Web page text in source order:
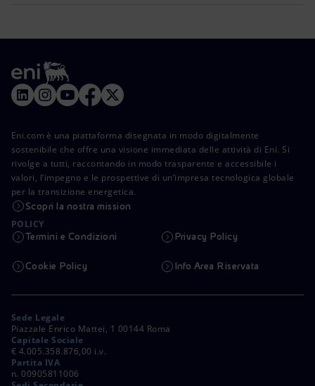
Eni.com è una piattaforma disegnata in modo digitalmente
sostenibile che offre una visione immediata delle attività di Eni. Si
rivolge a tutti, raccontando in modo trasparente e accessibile i
valori, l’impegno e le prospettive di un’impresa tecnologica globale
per la transizione energetica.
Scopri la nostra mission
POLICY
Termini e Condizioni Privacy Policy
Cookie Policy Info Area Riservata
Sede Legale
Piazzale Enrico Mattei, 1 00144 Roma
Capitale Sociale
€ 4.005.358.876,00 i.v.
Partita IVA
n. 00905811006